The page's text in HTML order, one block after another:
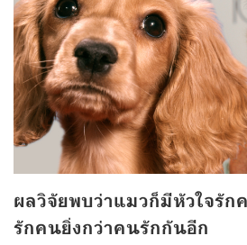
ผลวิจัยพบว่าแมวก็มีหัวใจรัก
รักคนยิ่งกว่าคนรักกันอีก